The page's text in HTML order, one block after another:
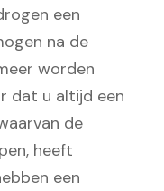
een
na de
worden
dat u altijd een
de
heeft
een